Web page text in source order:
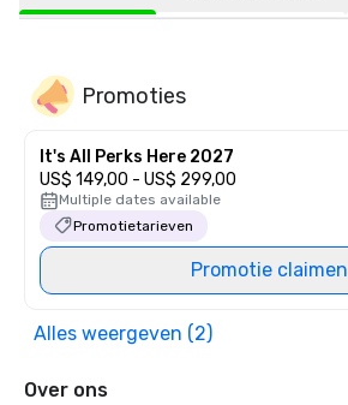
Promoties
It's All Perks Here 2027
US$ 149,00 - US$ 299,00
Multiple dates available
Promotietarieven
Promotie claimen
Alles weergeven (2)
Over ons